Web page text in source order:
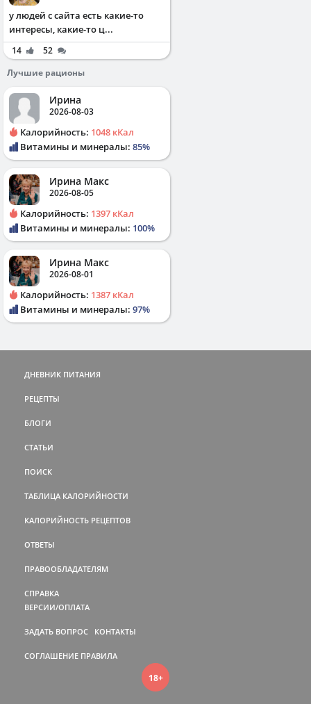
у людей с сайта есть какие-то
интересы, какие-то ц...
14
52
Лучшие рационы
Ирина
2026-08-03
Калорийность: 1048 кКал
Витамины и минералы: 85%
Ирина Макс
2026-08-05
Калорийность: 1397 кКал
Витамины и минералы: 100%
Ирина Макс
2026-08-01
Калорийность: 1387 кКал
Витамины и минералы: 97%
ДНЕВНИК ПИТАНИЯ
РЕЦЕПТЫ
БЛОГИ
СТАТЬИ
ПОИСК
ТАБЛИЦА КАЛОРИЙНОСТИ
КАЛОРИЙНОСТЬ РЕЦЕПТОВ
ОТВЕТЫ
ПРАВООБЛАДАТЕЛЯМ
СПРАВКА
ВЕРСИИ/ОПЛАТА
ЗАДАТЬ ВОПРОС КОНТАКТЫ
СОГЛАШЕНИЕ ПРАВИЛА
18+